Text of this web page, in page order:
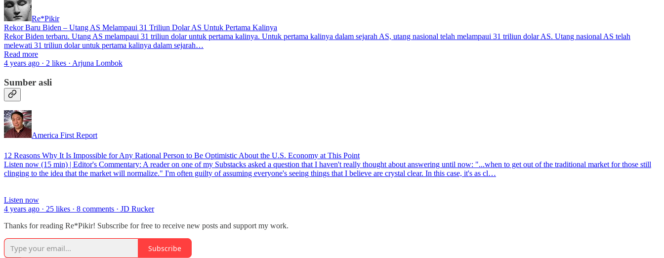
Re*Pikir
Rekor Baru Biden – Utang AS Melampaui 31 Triliun Dolar AS Untuk Pertama Kalinya
Rekor Biden terbaru. Utang AS melampaui 31 triliun dolar untuk pertama kalinya. Untuk pertama kalinya dalam sejarah AS, utang nasional telah melampaui 31 triliun dolar AS. Utang nasional AS telah
melewati 31 triliun dolar untuk pertama kalinya dalam sejarah…
Read more
4 years ago · 2 likes · Arjuna Lombok
Sumber asli
America First Report
12 Reasons Why It Is Impossible for Any Rational Person to Be Optimistic About the U.S. Economy at This Point
Listen now (15 min) | Editor's Commentary: A reader on one of my Substacks asked a question that I haven't really thought about answering until now: "...when to get out of the traditional market for those still
clinging to the idea that the market will normalize." I'm often guilty of assuming everyone's seeing things that I believe are crystal clear. In this case, it's as cl…
Listen now
4 years ago · 25 likes · 8 comments · JD Rucker
Thanks for reading Re*Pikir! Subscribe for free to receive new posts and support my work.
Subscribe